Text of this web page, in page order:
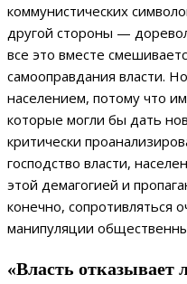
коммунистических
другой стороны —
все это вместе
самооправдания власти.
населением, потому что
которые могли бы дать
критически
господство власти,
этой демагогией и
конечно, сопротивляться
манипуляции
«Власть отказывает